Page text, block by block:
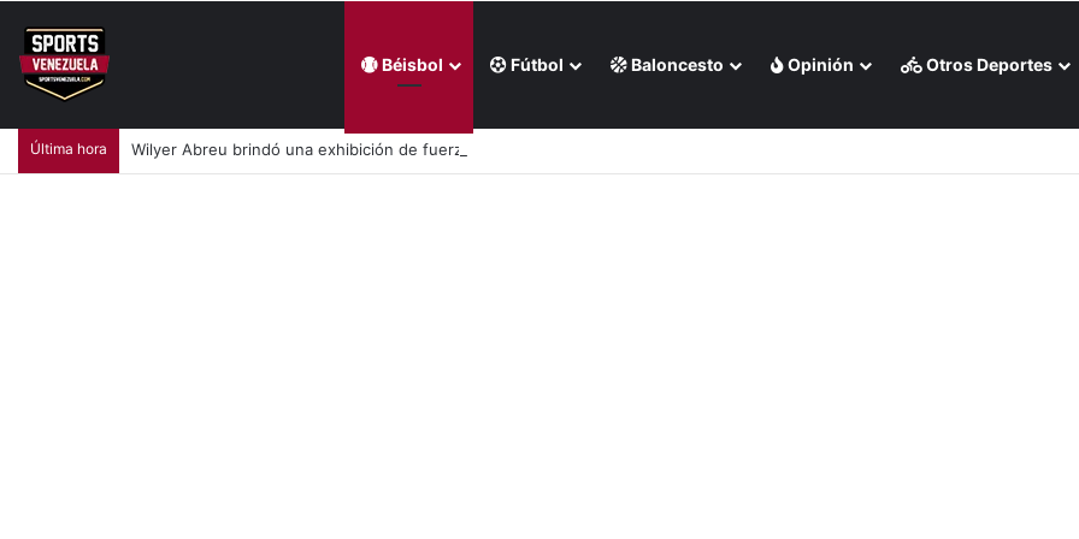
Béisbol Fútbol Baloncesto Opinión Otros Deportes
Última hora Wilyer Abreu brindó una exhibición de fuerza y Medias Rojas apaleó a Medias Blancas (+Video)